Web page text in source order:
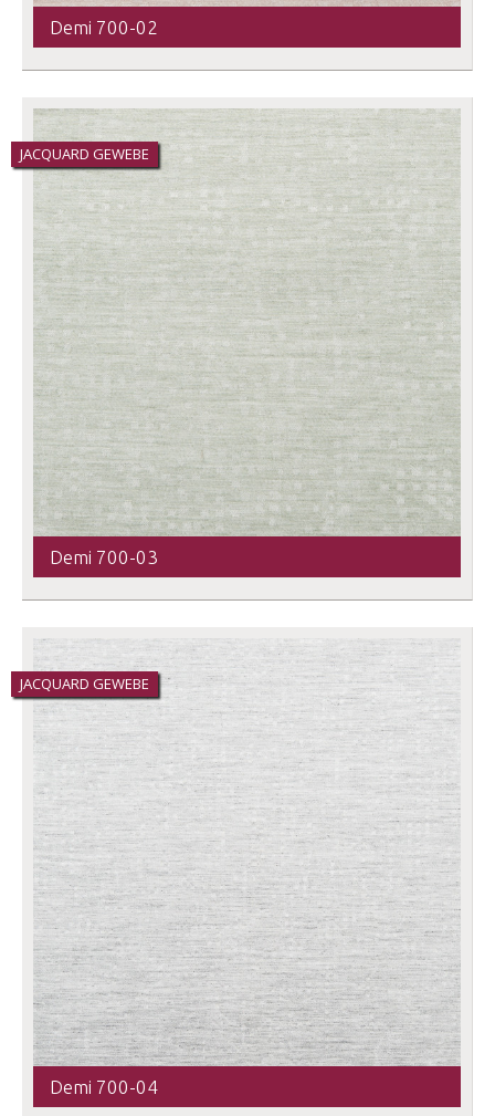
Demi 700-02
JACQUARD GEWEBE
Demi 700-03
JACQUARD GEWEBE
Demi 700-04